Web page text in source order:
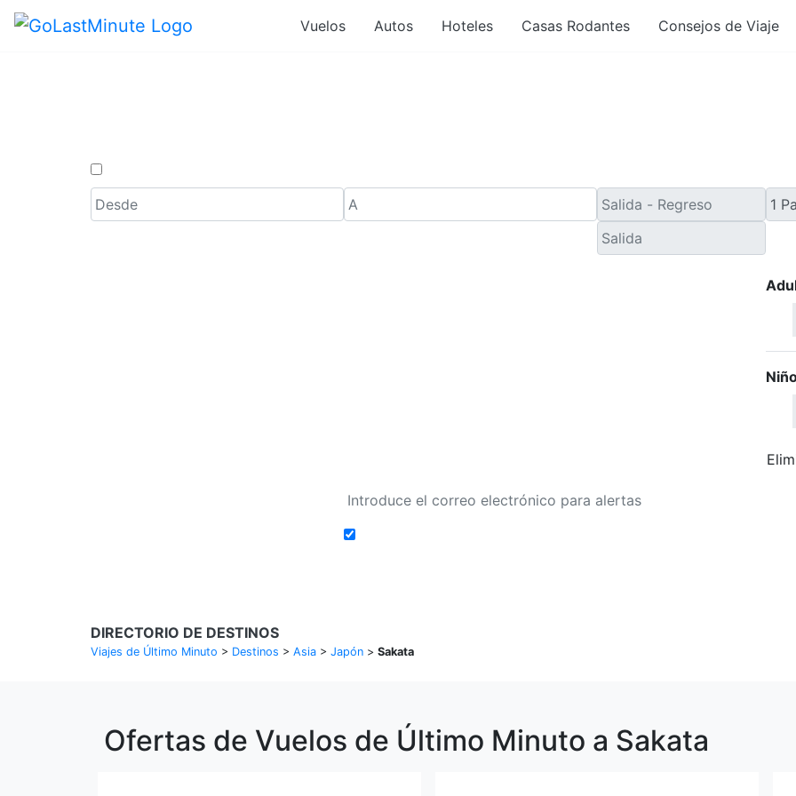
Vuelos Autos Hoteles Casas Rodantes Consejos de Viaje
DIRECTORIO DE DESTINOS
Viajes de Último Minuto > Destinos > Asia > Japón > Sakata
Ofertas de Vuelos de Último Minuto a Sakata